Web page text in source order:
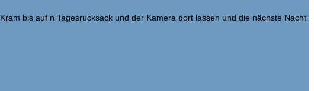
bis auf n Tagesrucksack und der Kamera dort lassen und die nächste Nacht